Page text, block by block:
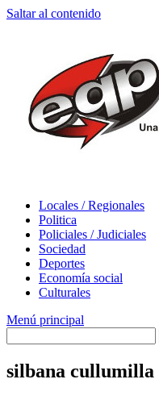
Saltar al contenido
Locales / Regionales
Politica
Policiales / Judiciales
Sociedad
Deportes
Economía social
Culturales
Menú principal
silbana